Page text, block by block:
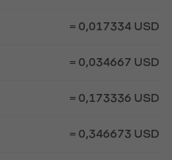
= 0,017334 USD
= 0,034667 USD
= 0,173336 USD
= 0,346673 USD